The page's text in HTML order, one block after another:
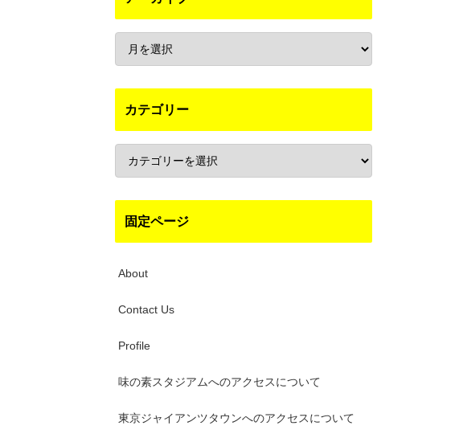
カテゴリー
固定ページ
About
Contact Us
Profile
味の素スタジアムへのアクセスについて
東京ジャイアンツタウンへのアクセスについて